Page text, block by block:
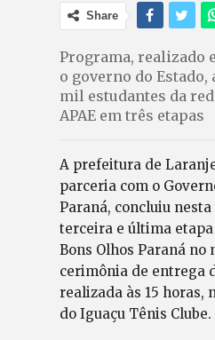
Share
Programa, realizado
o governo do Estado,
mil estudantes da
APAE em três etapas
A prefeitura de
parceria com o
Paraná, concluiu
terceira e última
Bons Olhos Paraná no
cerimônia de entrega
realizada às 15 horas,
do Iguaçu Tênis Clube.